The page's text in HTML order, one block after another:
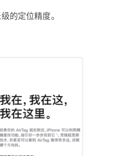
的定位精度。
229 元新品，竟成了
凌晨，苹果召开了一场春季发布